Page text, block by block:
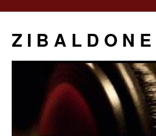
Z I B A L D O N E